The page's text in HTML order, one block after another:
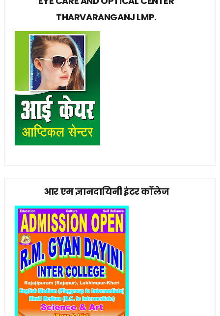
THARVARANGANJ LMP.
आर एम ज्ञानदायिनी इंटर कॉलेज